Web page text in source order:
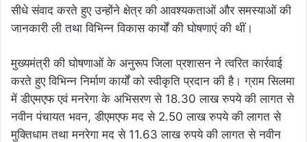
सीधे संवाद करते हुए उन्होंने क्षेत्र की आवश्यकताओं और समस्याओं की
जानकारी ली तथा विभिन्न विकास कार्यों की घोषणाएं की थीं।
मुख्यमंत्री की घोषणाओं के अनुरूप जिला प्रशासन ने त्वरित कार्रवाई
करते हुए विभिन्न निर्माण कार्यों को स्वीकृति प्रदान की है। ग्राम सिलमा
में डीएमएफ एवं मनरेगा के अभिसरण से 18.30 लाख रुपये की लागत से
नवीन पंचायत भवन, डीएमएफ मद से 2.50 लाख रुपये की लागत से
मुक्तिधाम तथा मनरेगा मद से 11.63 लाख रुपये की लागत से नवीन